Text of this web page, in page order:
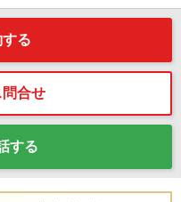
る
問合せ
する